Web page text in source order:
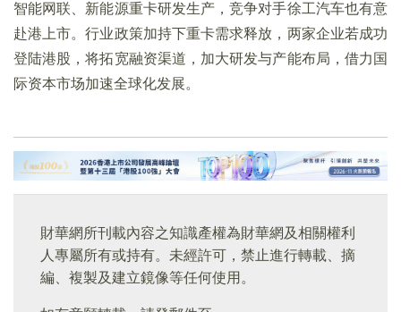
智能网联、新能源重卡研发生产，竞争对手徐工汽车也有意
赴港上市。行业政策加持下重卡需求释放，两家企业若成功
登陆港股，将拓宽融资渠道，加大研发与产能布局，借力国
际资本市场加速全球化发展。
財華網所刊載內容之知識產權為財華網及相關權利
人專屬所有或持有。未經許可，禁止進行轉載、摘
編、複製及建立鏡像等任何使用。